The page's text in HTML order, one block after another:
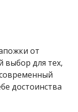
от
выбор для тех,
достоинства